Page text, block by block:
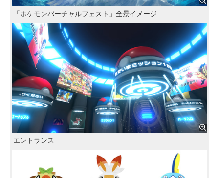
「ポケモンバーチャルフェスト」全景イメージ
エントランス